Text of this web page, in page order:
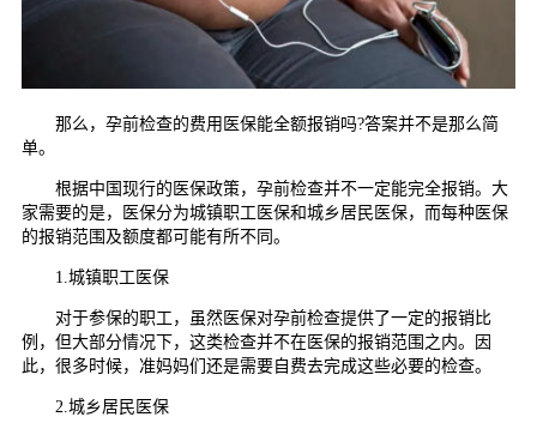
那么，孕前检查的费用医保能全额报销吗?答案并不是那么简
单。
根据中国现行的医保政策，孕前检查并不一定能完全报销。大
家需要的是，医保分为城镇职工医保和城乡居民医保，而每种医保
的报销范围及额度都可能有所不同。
1.城镇职工医保
对于参保的职工，虽然医保对孕前检查提供了一定的报销比
例，但大部分情况下，这类检查并不在医保的报销范围之内。因
此，很多时候，准妈妈们还是需要自费去完成这些必要的检查。
2.城乡居民医保